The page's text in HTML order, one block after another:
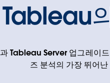
Tableau
Tableau Server 업그레이
즈 분석의 가장 뛰어